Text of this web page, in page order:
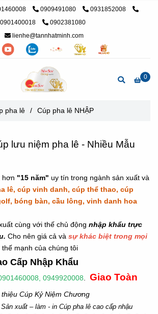
0909491080
0931852008
0901400018
0902381080
lienhe@tannhatminh.com
0
pha lê / Cúp pha lê NHẬP
lưu niệm pha lê - Nhiều Mẫu
hơn "15 năm" uy tín trong ngành sản xuất và
lê, cúp vinh danh, cúp thể thao, cúp
bóng bàn, cầu lông, vinh danh hoa
cùng với thế chủ động nhập khẩu trực
Cho nên giá cả và sự khác biệt trong mọi
mạnh của chúng tôi
Cấp Nhập Khẩu
0949920008
Giao Toàn
thiệu Cúp Kỷ Niệm Chương
xuất – làm - in Cúp pha lê cao cấp nhậu